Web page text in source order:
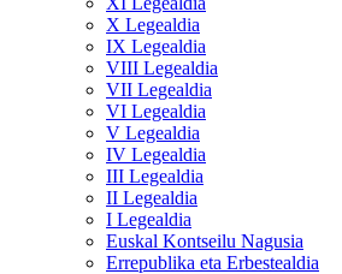
X Legealdia
IX Legealdia
VIII Legealdia
VII Legealdia
VI Legealdia
V Legealdia
IV Legealdia
III Legealdia
II Legealdia
I Legealdia
Euskal Kontseilu Nagusia
Errepublika eta Erbestealdia